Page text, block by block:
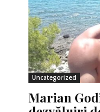
Uncategorized
Marian